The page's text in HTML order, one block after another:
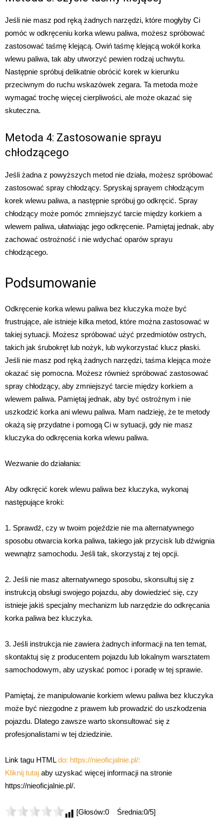
Jeśli nie masz pod ręką żadnych narzędzi, które mogłyby Ci
pomóc w odkręceniu korka wlewu paliwa, możesz spróbować
zastosować taśmę klejącą. Owiń taśmę klejącą wokół korka
wlewu paliwa, tak aby utworzyć pewien rodzaj uchwytu.
Następnie spróbuj delikatnie obrócić korek w kierunku
przeciwnym do ruchu wskazówek zegara. Ta metoda może
wymagać trochę więcej cierpliwości, ale może okazać się
skuteczna.
Metoda 4: Zastosowanie sprayu
chłodzącego
Jeśli żadna z powyższych metod nie działa, możesz spróbować
zastosować spray chłodzący. Spryskaj sprayem chłodzącym
korek wlewu paliwa, a następnie spróbuj go odkręcić. Spray
chłodzący może pomóc zmniejszyć tarcie między korkiem a
wlewem paliwa, ułatwiając jego odkręcenie. Pamiętaj jednak, aby
zachować ostrożność i nie wdychać oparów sprayu
chłodzącego.
Podsumowanie
Odkręcenie korka wlewu paliwa bez kluczyka może być
frustrujące, ale istnieje kilka metod, które można zastosować w
takiej sytuacji. Możesz spróbować użyć przedmiotów ostrych,
takich jak śrubokręt lub nożyk, lub wykorzystać klucz płaski.
Jeśli nie masz pod ręką żadnych narzędzi, taśma klejąca może
okazać się pomocna. Możesz również spróbować zastosować
spray chłodzący, aby zmniejszyć tarcie między korkiem a
wlewem paliwa. Pamiętaj jednak, aby być ostrożnym i nie
uszkodzić korka ani wlewu paliwa. Mam nadzieję, że te metody
okażą się przydatne i pomogą Ci w sytuacji, gdy nie masz
kluczyka do odkręcenia korka wlewu paliwa.
Wezwanie do działania:
Aby odkręcić korek wlewu paliwa bez kluczyka, wykonaj
następujące kroki:
1. Sprawdź, czy w twoim pojeździe nie ma alternatywnego
sposobu otwarcia korka paliwa, takiego jak przycisk lub dźwignia
wewnątrz samochodu. Jeśli tak, skorzystaj z tej opcji.
2. Jeśli nie masz alternatywnego sposobu, skonsultuj się z
instrukcją obsługi swojego pojazdu, aby dowiedzieć się, czy
istnieje jakiś specjalny mechanizm lub narzędzie do odkręcania
korka paliwa bez kluczyka.
3. Jeśli instrukcja nie zawiera żadnych informacji na ten temat,
skontaktuj się z producentem pojazdu lub lokalnym warsztatem
samochodowym, aby uzyskać pomoc i poradę w tej sprawie.
Pamiętaj, że manipulowanie korkiem wlewu paliwa bez kluczyka
może być niezgodne z prawem lub prowadzić do uszkodzenia
pojazdu. Dlatego zawsze warto skonsultować się z
profesjonalistami w tej dziedzinie.
Link tagu HTMLdo: https://nieoficjalnie.pl/:
Kliknij tutaj aby uzyskać więcej informacji na stronie
https://nieoficjalnie.pl/.
[Głosów:0 Średnia:0/5]